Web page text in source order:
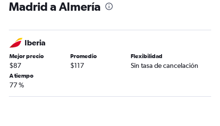
Madrid a Almería
Iberia
Mejor precio
$87
Promedio
$117
Flexibilidad
Sin tasa de cancelación
A tiempo
77 %